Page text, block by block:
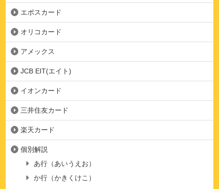
エポスカード
オリコカード
アメックス
JCB EIT(エイト)
イオンカード
三井住友カード
楽天カード
個別解説
あ行（あいうえお）
か行（かきくけこ）